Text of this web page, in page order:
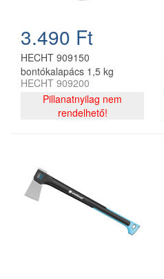
3.490 Ft
HECHT 909150
bontókalapács 1,5 kg
HECHT 909200
Pillanatnyilag nem
rendelhető!